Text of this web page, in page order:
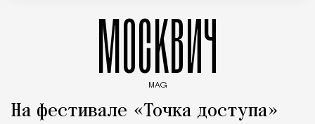
МОСКВИЧ
MAG
На фестивале «Точка доступа»